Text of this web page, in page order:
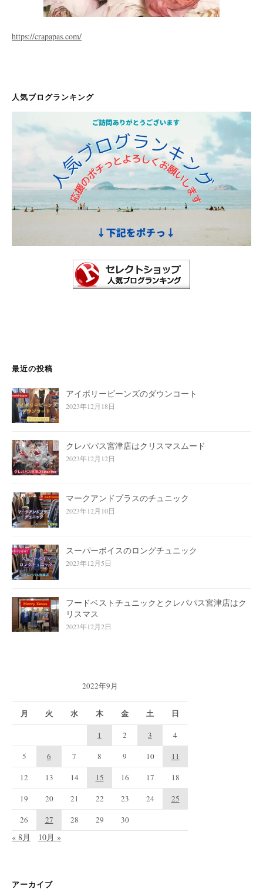
https://crapapas.com/
人気ブログランキング
最近の投稿
アイボリービーンズのダウンコート
2023年12月18日
クレパパス宮津店はクリスマスムード
2023年12月12日
マークアンドプラスのチュニック
2023年12月10日
スーパーボイスのロングチュニック
2023年12月5日
フードベストチュニックとクレパパス宮津店はク
リスマス
2023年12月2日
2022年9月
月 火 水 木 金 土 日
1 2 3
4
5
6 7 8 9 10
11
12
13 14 15 16 17
18
19
20 21 22 23 24
25
26
27 28 29 30
« 8月 10月 »
アーカイブ